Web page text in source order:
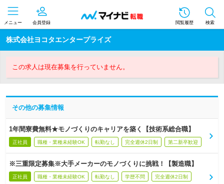
メニュー 会員登録 閲覧履歴 検索
株式会社ヨコタエンタープライズ
この求人は現在募集を行っていません。
その他の募集情報
1年間寮費無料★モノづくりのキャリアを築く【技術系総合職】
正社員 職種・業種未経験OK 転勤なし 完全週休2日制 第二新卒歓迎
※三重限定募集※大手メーカーのモノづくりに挑戦！【製造職】
正社員 職種・業種未経験OK 転勤なし 学歴不問 完全週休2日制